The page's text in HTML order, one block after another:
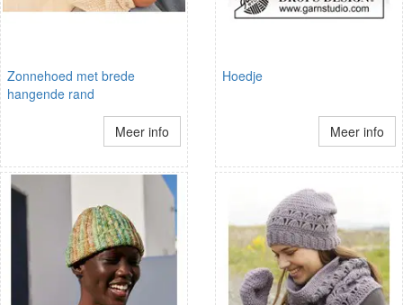
Zonnehoed met brede
hangende rand
Meer info
Hoedje
Meer info